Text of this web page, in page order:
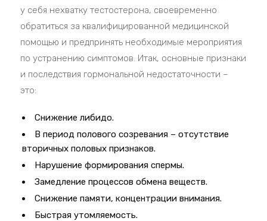
у себя нехватку тестостерона, своевременно
обратиться за квалифицированной медицинской
помощью и предпринять необходимые мероприятия
по устранению симптомов. Итак, основные признаки
и последствия гормональной недостаточности –
это:
Снижение либидо.
В период полового созревания – отсутствие
вторичных половых признаков.
Нарушение формирования спермы.
Замедление процессов обмена веществ.
Снижение памяти, концентрации внимания.
Быстрая утомляемость.